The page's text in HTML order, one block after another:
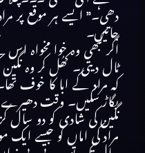
دھی۔” ایسے ہر موقع پر
جاتیں۔
اگر کبھی وہ خوا مخواہ
ٹال دیتی۔ کھُل کر وہ
کہ مراد کے ابا کا خوف
بگاڑ سکیں۔ وقت دھیرے
نگین کی شادی کو دو سال
مراد کی اماں کو جیسے ایک